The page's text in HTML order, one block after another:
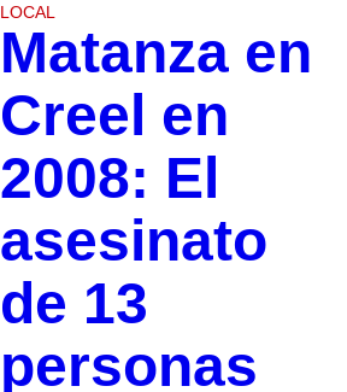
LOCAL
Matanza en
Creel en
2008: El
asesinato
de 13
personas